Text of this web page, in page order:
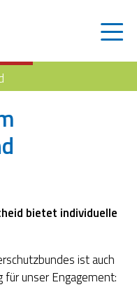
bietet individuelle
ist auch
unser Engagement: